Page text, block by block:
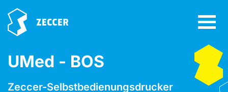
UMed - BOS
Zeccer-Selbstbedienungsdrucker